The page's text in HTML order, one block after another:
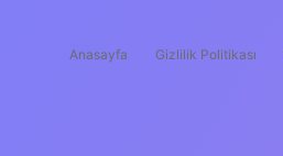
Anasayfa Gizlilik Politikası